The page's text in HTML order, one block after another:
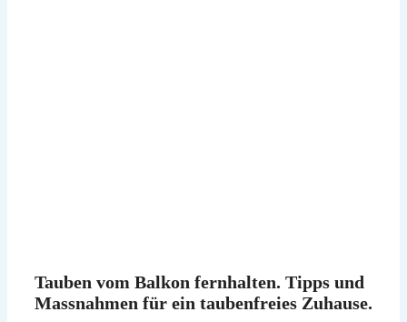
Tauben vom Balkon fernhalten. Tipps und
Massnahmen für ein taubenfreies Zuhause.